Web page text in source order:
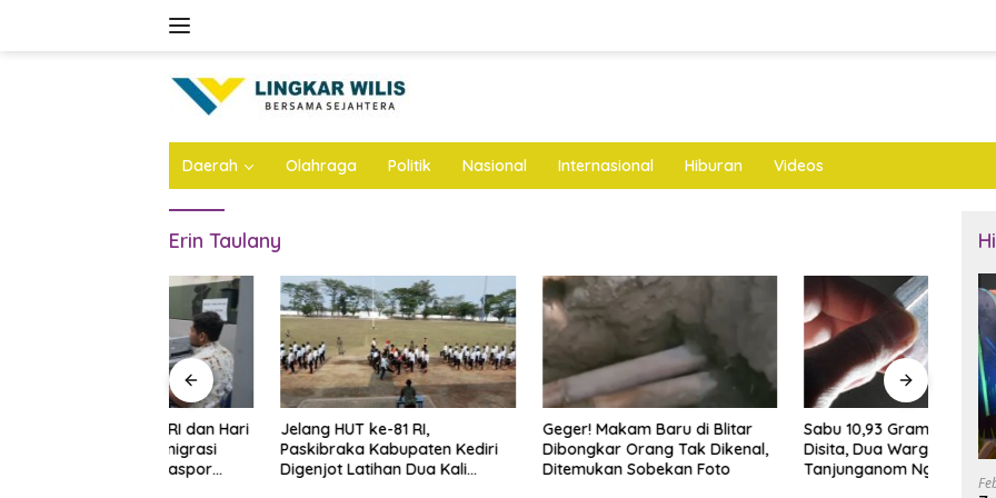
Daerah Olahraga Politik Nasional Internasional Hiburan Videos
Erin Taulany
Jelang HUT ke-81 RI,
Paskibraka Kabupaten Kediri
Digenjot Latihan Dua Kali
Geger! Makam Baru di Blitar
Dibongkar Orang Tak Dikenal,
Ditemukan Sobekan Foto
Sabu 10,93 Gram Siap Edar
Disita, Dua Warga
Tanjunganom Nganjuk